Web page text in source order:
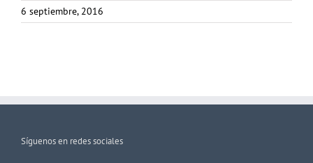
6 septiembre, 2016
Síguenos en redes sociales